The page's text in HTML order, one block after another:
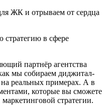
ЖК и отрываем от сердца
партнёр агентства
мы собираем диджитал-
реальных примерах. А в
которые вы сможете
маркетинговой стратегии.